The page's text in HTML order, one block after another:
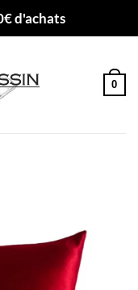
d'achats
0